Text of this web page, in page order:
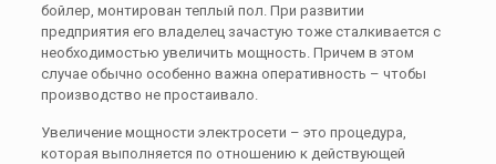
бойлер, монтирован теплый пол. При развитии
предприятия его владелец зачастую тоже сталкивается с
необходимостью увеличить мощность. Причем в этом
случае обычно особенно важна оперативность – чтобы
производство не простаивало.
Увеличение мощности электросети – это процедура,
которая выполняется по отношению к действующей